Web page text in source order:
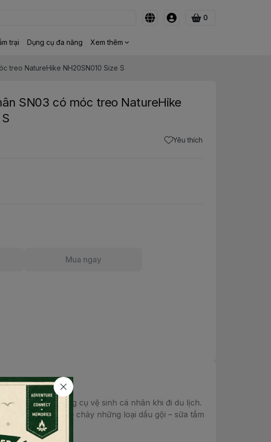
0
trại Dụng cụ đa năng Xem thêm
treo NatureHike NH20SN010 Size S
SN03 có móc treo NatureHike
Yêu thích
Mua ngay
mọi món đồ, dụng cụ vệ sinh cá nhân khi đi du lịch.
là nguy cơ rớt – chảy những loại dầu gội – sữa tắm